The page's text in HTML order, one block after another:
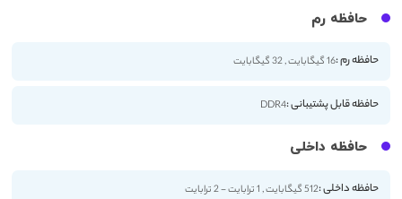
حافظه رم
حافظه رم :16 گیگابایت , 32 گیگابایت
حافظه قابل پشتیبانی :DDR4
حافظه داخلی
حافظه داخلی :512 گیگابایت , 1 ترابایت - 2 ترابایت